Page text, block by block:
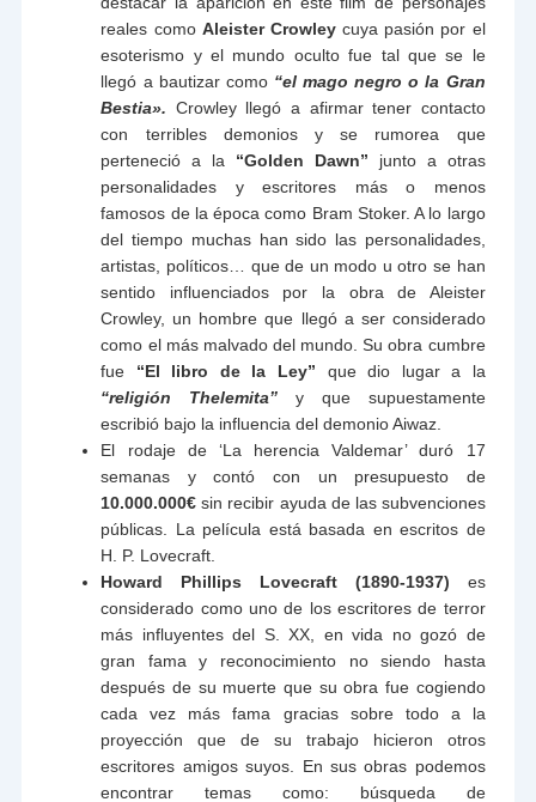
reales como Aleister Crowleycuya pasión por el
esoterismo y el mundo oculto fue tal que se le
llegó a bautizar como “el mago negro o la Gran
Bestia». Crowley llegó a afirmar tener contacto
con terribles demonios y se rumorea que
perteneció a la “Golden Dawn” junto a otras
personalidades y escritores más o menos
famosos de la época como Bram Stoker. A lo largo
del tiempo muchas han sido las personalidades,
artistas, políticos… que de un modo u otro se han
sentido influenciados por la obra de Aleister
Crowley, un hombre que llegó a ser considerado
como el más malvado del mundo. Su obra cumbre
fue “El libro de la Ley” que dio lugar a la
“religión Thelemita” y que supuestamente
escribió bajo la influencia del demonio Aiwaz.
El rodaje de ‘La herencia Valdemar’ duró 17
semanas y contó con un presupuesto de
10.000.000€ sin recibir ayuda de las subvenciones
públicas. La película está basada en escritos de
H. P. Lovecraft.
Howard Phillips Lovecraft (1890-1937) es
considerado como uno de los escritores de terror
más influyentes del S. XX, en vida no gozó de
gran fama y reconocimiento no siendo hasta
después de su muerte que su obra fue cogiendo
cada vez más fama gracias sobre todo a la
proyección que de su trabajo hicieron otros
escritores amigos suyos. En sus obras podemos
encontrar temas como: búsqueda de